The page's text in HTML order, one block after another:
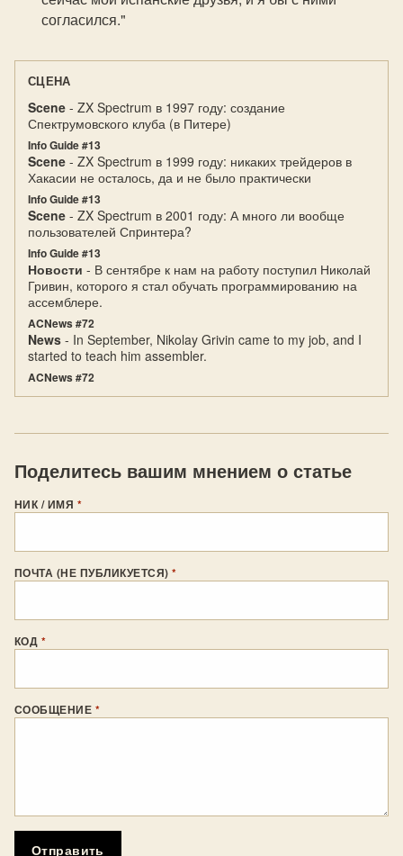
согласился."
СЦЕНА
Scene - ZX Spectrum в 1997 году: создание
Спектрумовского клуба (в Питере)
Info Guide #13
Scene - ZX Spectrum в 1999 году: никаких трейдеров в
Хакасии не осталось, да и не было практически
Info Guide #13
Scene - ZX Spectrum в 2001 году: А много ли вообще
пользователей Спpинтеpа?
Info Guide #13
Новости - В сентябре к нам на работу поступил Николай
Гривин, которого я стал обучать программированию на
ассемблере.
ACNews #72
News - In September, Nikolay Grivin came to my job, and I
started to teach him assembler.
ACNews #72
Поделитесь вашим мнением о статье
НИК / ИМЯ *
ПОЧТА (НЕ ПУБЛИКУЕТСЯ)*
КОД *
СООБЩЕНИЕ *
Отправить